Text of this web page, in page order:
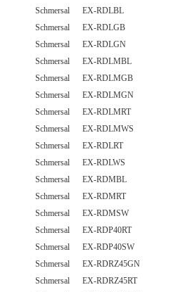
Schmersal EX-RDLBL
Schmersal EX-RDLGB
Schmersal EX-RDLGN
Schmersal EX-RDLMBL
Schmersal EX-RDLMGB
Schmersal EX-RDLMGN
Schmersal EX-RDLMRT
Schmersal EX-RDLMWS
Schmersal EX-RDLRT
Schmersal EX-RDLWS
Schmersal EX-RDMBL
Schmersal EX-RDMRT
Schmersal EX-RDMSW
Schmersal EX-RDP40RT
Schmersal EX-RDP40SW
Schmersal EX-RDRZ45GN
Schmersal EX-RDRZ45RT